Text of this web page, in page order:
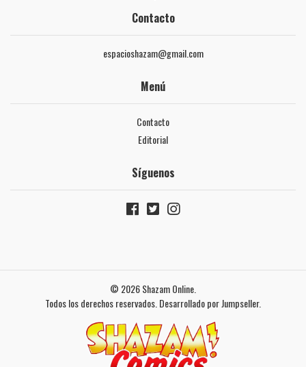
Contacto
espacioshazam@gmail.com
Menú
Contacto
Editorial
Síguenos
© 2026 Shazam Online.
Todos los derechos reservados. Desarrollado por Jumpseller.